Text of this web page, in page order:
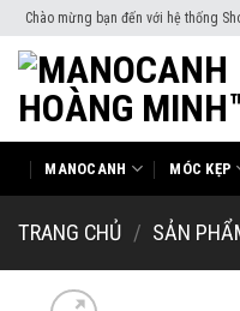
Skip
to
content
Chào mừng bạn đến với hệ thống
MANOCANH MÓC KẸP
TRANG CHỦ / SẢN